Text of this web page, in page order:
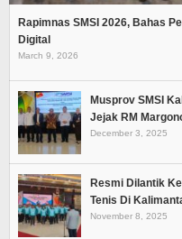
Rapimnas SMSI 2026, Bahas
Digital
March 9, 2026
Musprov SMSI
Jejak RM
December 3, 2025
Resmi Dilantik
Tenis Di
November 8, 2025